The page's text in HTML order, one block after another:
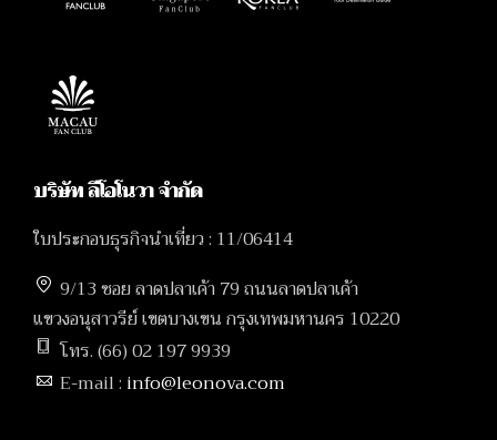
บริษัท ลีโอโนวา จำกัด
ใบประกอบธุรกิจนำเที่ยว : 11/06414
9/13 ซอย ลาดปลาเค้า 79 ถนนลาดปลาเค้า
แขวงอนุสาวรีย์ เขตบางเขน กรุงเทพมหานคร 10220
โทร. (66) 02 197 9939
E-mail : info@leonova.com